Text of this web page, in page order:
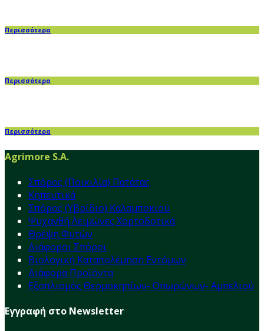
Περισσότερα
Περισσότερα
Περισσότερα
Agrimore S.A.
Σπόρος (Ποικιλία) Πατάτας
Κηπευτικά
Σπόρος (Υβρίδιο) Καλαμποκιού
Ψυχανθή Λειμώνες Χορτοδοτικά
Θρέψη Φυτών
Διάφοροι Σπόροι
Βιολογική Καταπολέμηση Εντόμων
Διάφορα Προϊόντα
Εξοπλισμός Θερμοκηπίων- Οπωρώνων- Αμπελιού
Εγγραφή στο Newsletter